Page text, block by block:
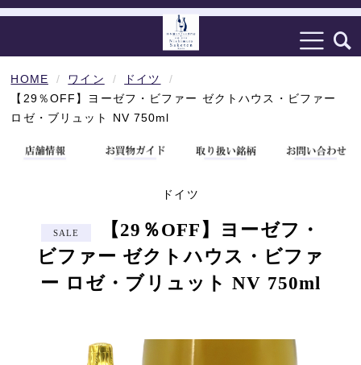
HOME ワイン
ドイツ
【29％OFF】ヨーゼフ・ビファー ゼクトハウス・ビファー
ロゼ・ブリュット NV 750ml
ドイツ
【29％OFF】ヨーゼフ・
ビファー ゼクトハウス・ビファ
ー ロゼ・ブリュット NV 750ml